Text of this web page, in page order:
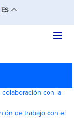
ES
colaboración con la
de trabajo con el